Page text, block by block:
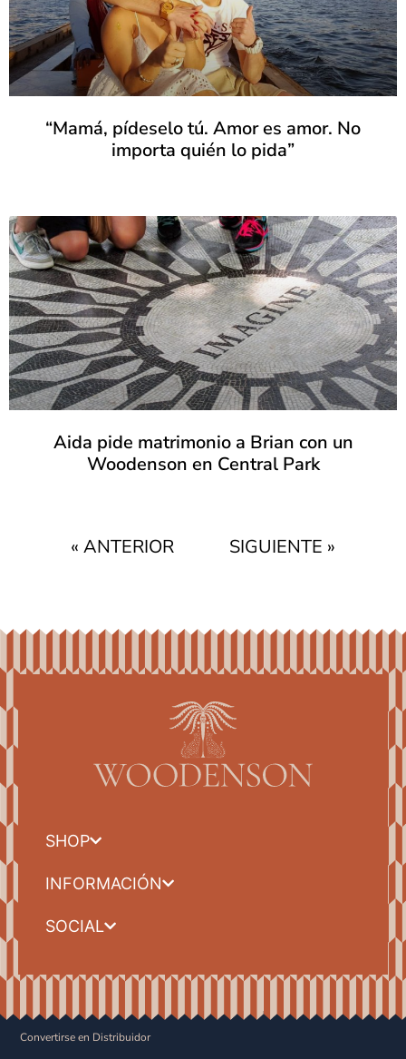
“Mamá, pídeselo tú. Amor es amor. No
importa quién lo pida”
Aida pide matrimonio a Brian con un
Woodenson en Central Park
« ANTERIOR SIGUIENTE »
SHOP
INFORMACIÓN
SOCIAL
Convertirse en Distribuidor